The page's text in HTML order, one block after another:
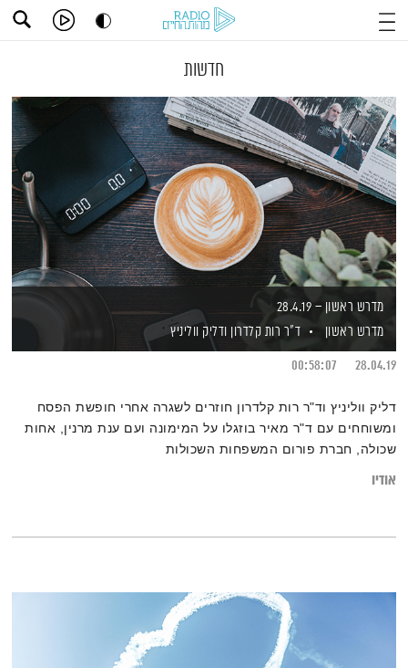
חדשות
מדרש ראשון – 28.4.19
מדרש ראשון
ד"ר רות קלדרון ודליק ווליניץ
28.04.19
00:58:07
דליק ווליניץ וד"ר רות קלדרון חוזרים לשגרה אחרי חופשת הפסח
ומשוחחים עם ד"ר מאיר בוזגלו על המימונה ועם ענת מרנין, אחות
שכולה, חברת פורום המשפחות השכולות
אודיו